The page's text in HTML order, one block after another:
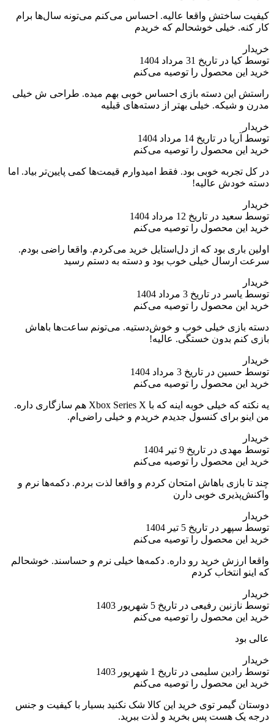
کیفیت ساختش واقعا عالیه. احساس می‌کنم می‌تونه سال‌ها برام
کار کنه. خیلی خوشحالم که خریدم
خریدار
توسط کیا در تاریخ 31 مرداد 1404
خرید این محصول را توصیه می‌کنم
راستش این دسته بازی احساس خوبی بهم میده. طراحی ش خیلی
مدرن و شیکه. خیلی بهتر از دسته‌های قبلیه
خریدار
توسط آریا در تاریخ 14 مرداد 1404
خرید این محصول را توصیه می‌کنم
در کل تجربه خوبی بود. فقط امیدوارم قیمت‌ها کمی پایین‌تر بیاد. اما
دسته خودش عالیه!
خریدار
توسط سعید در تاریخ 12 مرداد 1404
خرید این محصول را توصیه می‌کنم
اولین باری بود که از دل‌استایل خرید می‌کردم. واقعا راضی بودم.
سرعت ارسال خیلی خوب بود و دسته به دستم رسید
خریدار
توسط یاسر در تاریخ 3 مرداد 1404
خرید این محصول را توصیه می‌کنم
دسته بازی خیلی خوب و خوش‌دستیه. می‌تونم ساعت‌ها باهاش
بازی کنم بدون خستگی. عالیه!
خریدار
توسط حسین در تاریخ 3 مرداد 1404
خرید این محصول را توصیه می‌کنم
یه نکته که خیلی خوبه اینه که با Xbox Series X هم سازگاری داره.
من اینو برای کنسول جدیدم خریدم و خیلی راضی‌ام.
خریدار
توسط مهدی در تاریخ 9 تیر 1404
خرید این محصول را توصیه می‌کنم
چند تا بازی باهاش امتحان کردم و واقعا لذت بردم. دکمه‌ها نرم و
واکنش‌پذیری خوبی دارن
خریدار
توسط سپهر در تاریخ 5 تیر 1404
خرید این محصول را توصیه می‌کنم
واقعا ارزش خرید رو داره. دکمه‌ها خیلی نرم و حساسند. خوشحالم
که اینو انتخاب کردم
خریدار
توسط نازنین رفیعی در تاریخ 5 شهریور 1403
خرید این محصول را توصیه می‌کنم
عالی بود
خریدار
توسط رادین سلیمی در تاریخ 1 شهریور 1403
خرید این محصول را توصیه می‌کنم
دوستان گیمر توی خرید این کالا شک نکنید بسیار با کیفیت و جنس
درجه یک هست پس بخرید و لذت ببرید.